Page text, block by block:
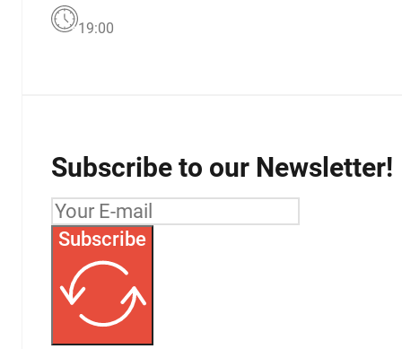
19:00
Subscribe to our Newsletter!
Subscribe